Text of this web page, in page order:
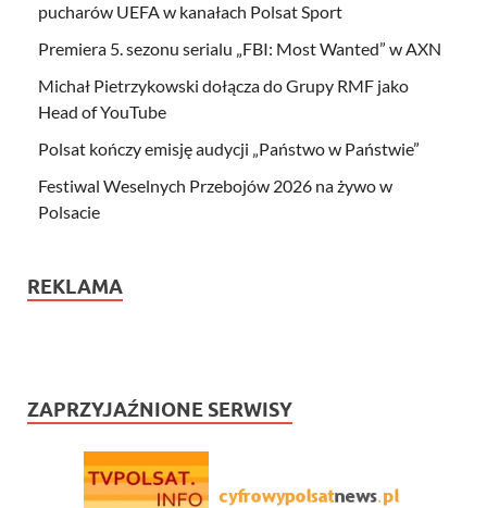
pucharów UEFA w kanałach Polsat Sport
Premiera 5. sezonu serialu „FBI: Most Wanted” w AXN
Michał Pietrzykowski dołącza do Grupy RMF jako
Head of YouTube
Polsat kończy emisję audycji „Państwo w Państwie”
Festiwal Weselnych Przebojów 2026 na żywo w
Polsacie
REKLAMA
ZAPRZYJAŹNIONE SERWISY